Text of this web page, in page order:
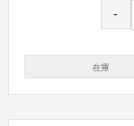
-
在庫